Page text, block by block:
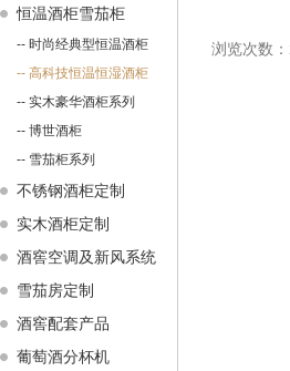
恒温酒柜雪茄柜
-- 时尚经典型恒温酒柜
-- 高科技恒温恒湿酒柜
-- 实木豪华酒柜系列
-- 博世酒柜
-- 雪茄柜系列
不锈钢酒柜定制
实木酒柜定制
酒窖空调及新风系统
雪茄房定制
酒窖配套产品
葡萄酒分杯机
浏览次数